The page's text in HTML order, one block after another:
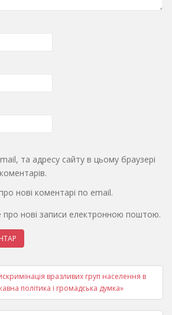
та адресу сайту в цьому браузері
нові коментарі по email.
про нові записи електронною поштою.
вразливих груп населення в
політика і громадська думка»